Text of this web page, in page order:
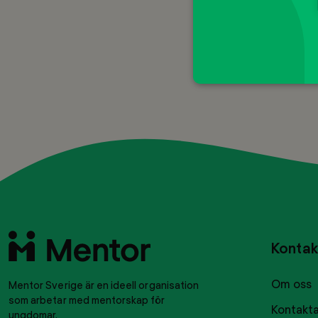
startsidan
Mentor Sverige är en ideell organisation
som arbetar med mentorskap för
ungdomar.
Om oss